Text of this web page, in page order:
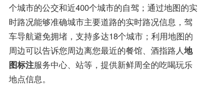
个城市的公交和近400个城市的自驾；通过地图的实
时路况能够准确城市主要道路的实时路况信息，驾
车导航避免拥堵，支持多达18个城市；利用地图的
周边可以告诉您周边离您最近的餐馆、酒指路人地
图标注服务中心、站等，提供新鲜周全的吃喝玩乐
地点信息。